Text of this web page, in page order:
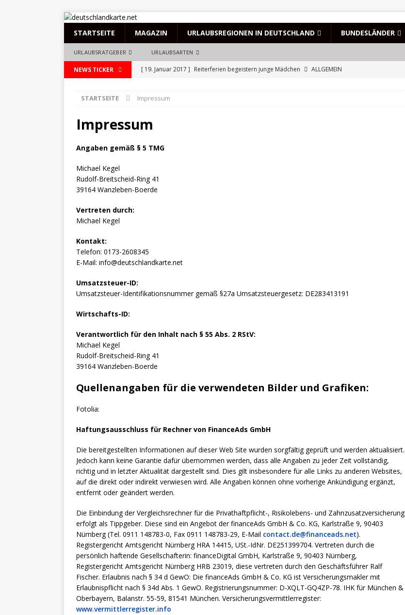
STARTSEITE MAGAZIN URLAUBSREGIONEN IN DEUTSCHLAND BUNDESLÄNDER
URLAUBSRATGEBER URLAUBSARTEN
NEWS TICKER [ 19. Januar 2017 ] Reiterferien begeistern junge Mädchen
ALLGEMEIN
Ferne reisen
[ 6. Dezember 2016 ]
STARTSEITE Impressum
Impressum
Angaben gemäß § 5 TMG
Michael Kegel
Rudolf-Breitscheid-Ring 41
39164 Wanzleben-Boerde
Vertreten durch:
Michael Kegel
Kontakt:
Telefon: 0173-2608345
E-Mail: info@deutschlandkarte.net
Umsatzsteuer-ID:
Umsatzsteuer-Identifikationsnummer gemäß §27a Umsatzsteuergesetz: DE283413191
Wirtschafts-ID:
Verantwortlich für den Inhalt nach § 55 Abs. 2 RStV:
Michael Kegel
Rudolf-Breitscheid-Ring 41
39164 Wanzleben-Boerde
Quellenangaben für die verwendeten Bilder und Grafiken:
Fotolia:
Haftungsausschluss für Rechner von FinanceAds GmbH
Die bereitgestellten Informationen auf dieser Web Site wurden sorgfältig geprüft und werden aktualisiert.
Jedoch kann keine Garantie dafür übernommen werden, dass alle Angaben zu jeder Zeit vollständig,
richtig und in letzter Aktualität dargestellt sind. Dies gilt insbesondere für alle Links zu anderen Websites,
auf die direkt oder indirekt verwiesen wird. Alle Angaben können ohne vorherige Ankündigung ergänzt,
entfernt oder geändert werden.
Die Einbindung der Vergleichsrechner für die Privathaftpflicht-, Risikolebens- und Zahnzusatzversicherung
erfolgt als Tippgeber. Diese sind ein Angebot der financeAds GmbH & Co. KG, Karlstraße 9, 90403
Nürnberg (Tel. 0911 148783-0, Fax 0911 148783-29, E-Mail contact.de@financeads.net).
Registergericht Amtsgericht Nürnberg HRA 14415, USt.-IdNr. DE251399704. Vertreten durch die
persönlich haftende Gesellschafterin: financeDigital GmbH, Karlstraße 9, 90403 Nürnberg,
Registergericht Amtsgericht Nürnberg HRB 23019, diese vertreten durch den Geschäftsführer Ralf
Fischer. Erlaubnis nach § 34 d GewO: Die financeAds GmbH & Co. KG ist Versicherungsmakler mit
Erlaubnispflicht nach § 34d Abs. 1 GewO. Registrierungsnummer: D-XQLT-GQ4ZP-78. IHK für München &
Oberbayern, Balanstr. 55-59, 81541 München. Versicherungsvermittlerregister:
www.vermittlerregister.info